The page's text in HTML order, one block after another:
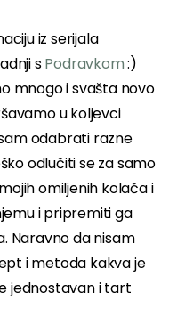
iz serijala
sPodravkom:)
mnogo i svašta novo
u koljevci
odabrati razne
odlučiti se za samo
omiljenih kolača i
i pripremiti ga
Naravno da nisam
i metoda kakva je
jednostavan i tart